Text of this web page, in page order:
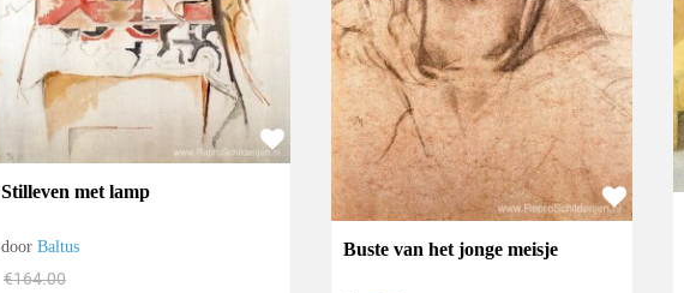
Stilleven met lamp
doorBaltus
€164.00
Buste van het jonge meisje